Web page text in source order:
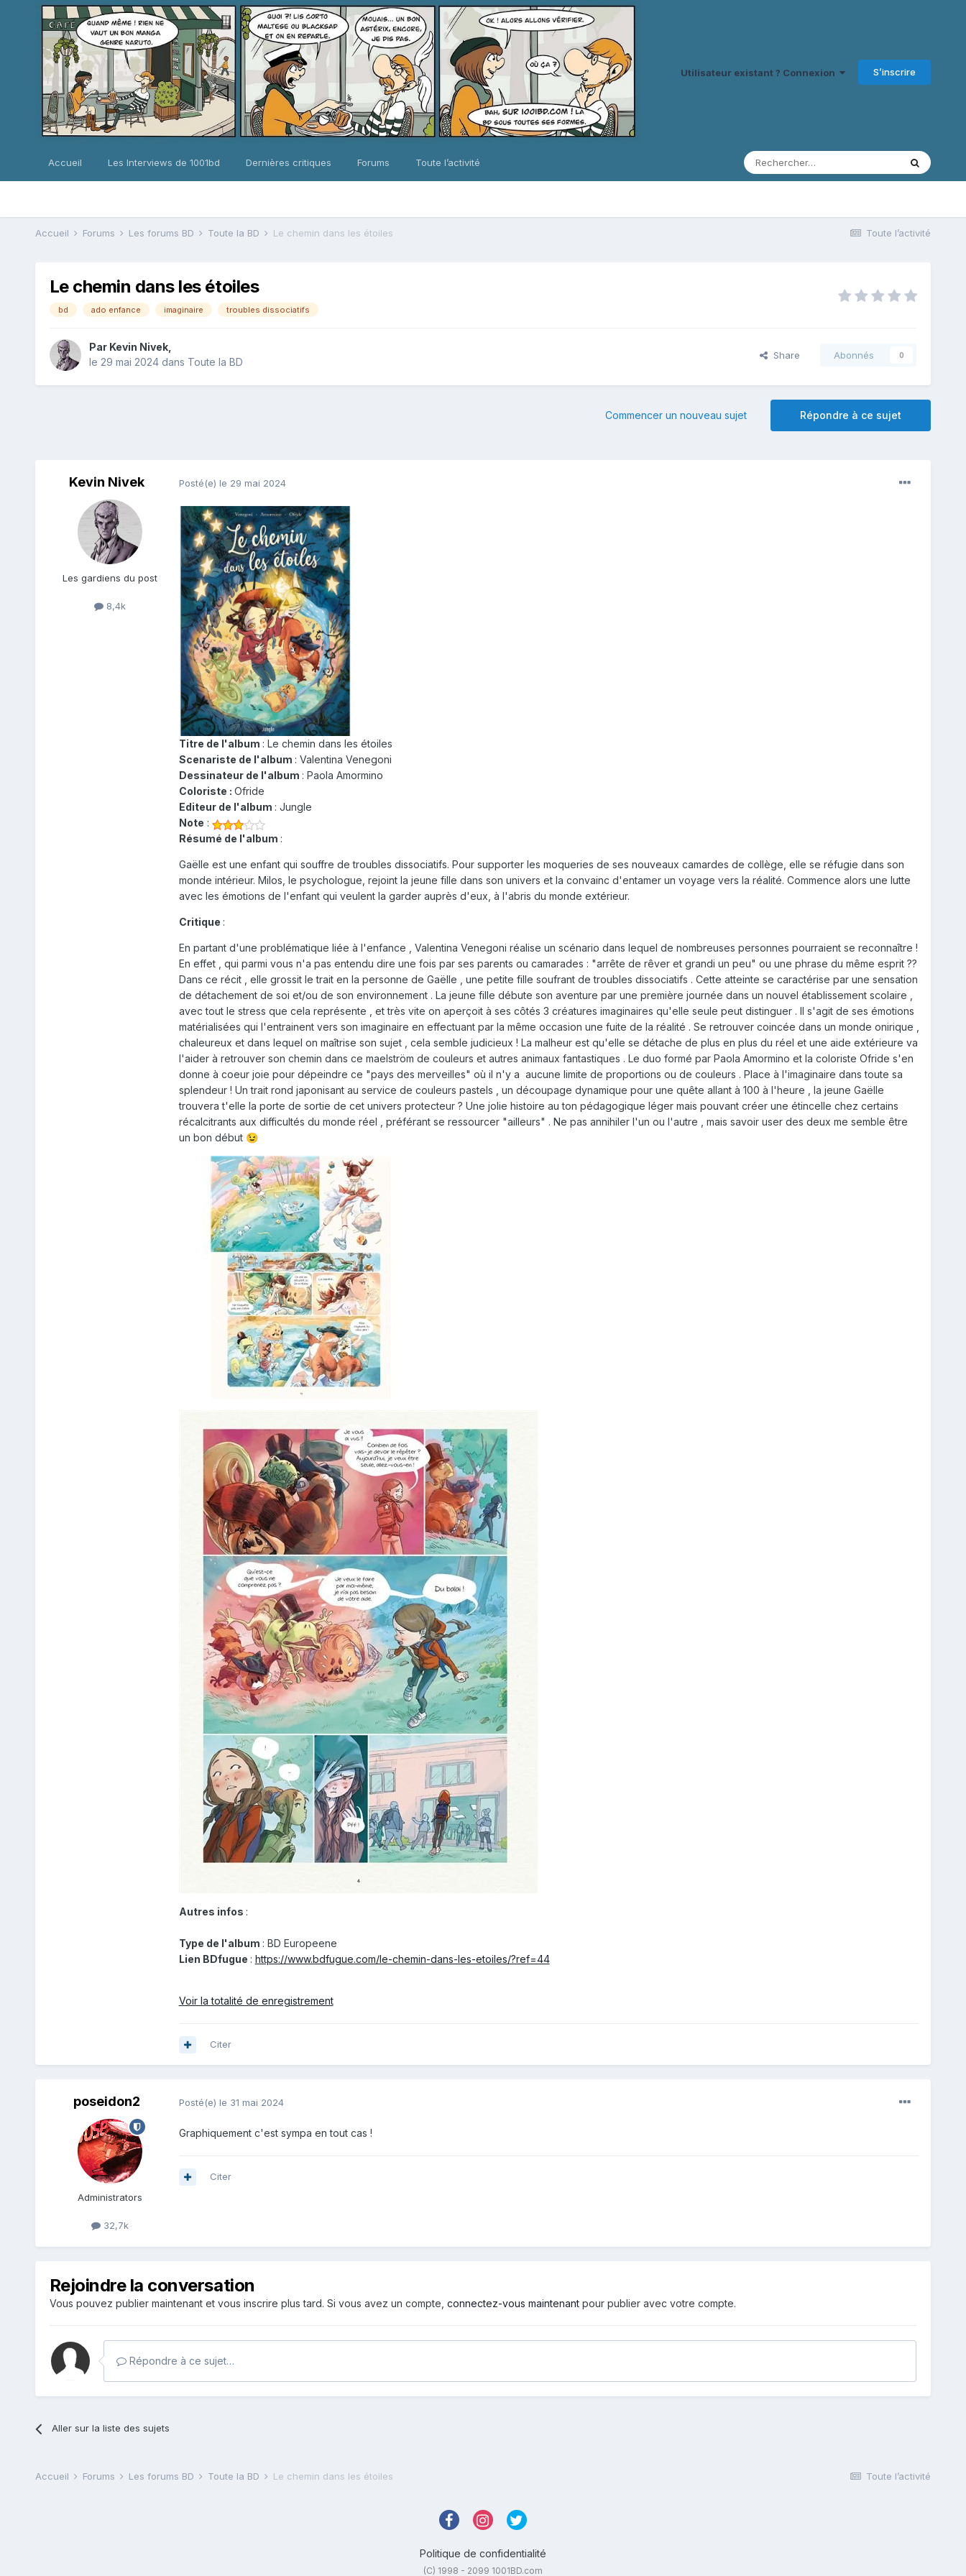
Utilisateur existant ? Connexion S’inscrire
Accueil Les Interviews de 1001bd Dernières critiques Forums Toute l’activité
Toute l’activité
Accueil Forums Les forums BD Toute la BD Le chemin dans les étoiles
Le chemin dans les étoiles
bd ado enfance imaginaire troubles dissociatifs
Par Kevin Nivek,
le 29 mai 2024dans Toute la BD
Share Abonnés 0
Répondre à ce sujet
Commencer un nouveau sujet
Kevin Nivek
Les gardiens du post
8,4k
Posté(e) le 29 mai 2024
Titre de l'album : Le chemin dans les étoiles
Scenariste de l'album : Valentina Venegoni
Dessinateur de l'album : Paola Amormino
Coloriste : Ofride
Editeur de l'album : Jungle
Note :
Résumé de l'album :
Gaëlle est une enfant qui souffre de troubles dissociatifs. Pour supporter les moqueries de ses nouveaux camardes de collège, elle se réfugie dans son
monde intérieur. Milos, le psychologue, rejoint la jeune fille dans son univers et la convainc d'entamer un voyage vers la réalité. Commence alors une lutte
avec les émotions de l'enfant qui veulent la garder auprès d'eux, à l'abris du monde extérieur.
Critique :
En partant d'une problématique liée à l'enfance , Valentina Venegoni réalise un scénario dans lequel de nombreuses personnes pourraient se reconnaître !
En effet , qui parmi vous n'a pas entendu dire une fois par ses parents ou camarades : "arrête de rêver et grandi un peu" ou une phrase du même esprit ??
Dans ce récit , elle grossit le trait en la personne de Gaëlle , une petite fille soufrant de troubles dissociatifs . Cette atteinte se caractérise par une sensation
de détachement de soi et/ou de son environnement . La jeune fille débute son aventure par une première journée dans un nouvel établissement scolaire ,
avec tout le stress que cela représente , et très vite on aperçoit à ses côtés 3 créatures imaginaires qu'elle seule peut distinguer . Il s'agit de ses émotions
matérialisées qui l'entrainent vers son imaginaire en effectuant par la même occasion une fuite de la réalité . Se retrouver coincée dans un monde onirique ,
chaleureux et dans lequel on maîtrise son sujet , cela semble judicieux ! La malheur est qu'elle se détache de plus en plus du réel et une aide extérieure va
l'aider à retrouver son chemin dans ce maelström de couleurs et autres animaux fantastiques . Le duo formé par Paola Amormino et la coloriste Ofride s'en
donne à coeur joie pour dépeindre ce "pays des merveilles" où il n'y a aucune limite de proportions ou de couleurs . Place à l'imaginaire dans toute sa
splendeur ! Un trait rond japonisant au service de couleurs pastels , un découpage dynamique pour une quête allant à 100 à l'heure , la jeune Gaëlle
trouvera t'elle la porte de sortie de cet univers protecteur ? Une jolie histoire au ton pédagogique léger mais pouvant créer une étincelle chez certains
récalcitrants aux difficultés du monde réel , préférant se ressourcer "ailleurs" . Ne pas annihiler l'un ou l'autre , mais savoir user des deux me semble être
un bon début 😉
Autres infos :
Type de l'album : BD Europeene
Lien BDfugue : https://www.bdfugue.com/le-chemin-dans-les-etoiles/?ref=44
Voir la totalité de enregistrement
Citer
poseidon2
Administrators
32,7k
Posté(e) le 31 mai 2024
Graphiquement c'est sympa en tout cas !
Citer
Rejoindre la conversation
Vous pouvez publier maintenant et vous inscrire plus tard. Si vous avez un compte, connectez-vous maintenantpour publier avec votre compte.
Répondre à ce sujet…
Aller sur la liste des sujets
Toute l’activité
Accueil Forums Les forums BD Toute la BD Le chemin dans les étoiles
Politique de confidentialité
(C) 1998 - 2099 1001BD.com